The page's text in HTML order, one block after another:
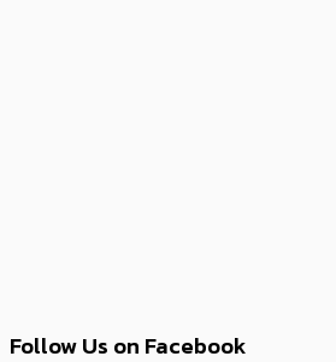
Follow Us on Facebook